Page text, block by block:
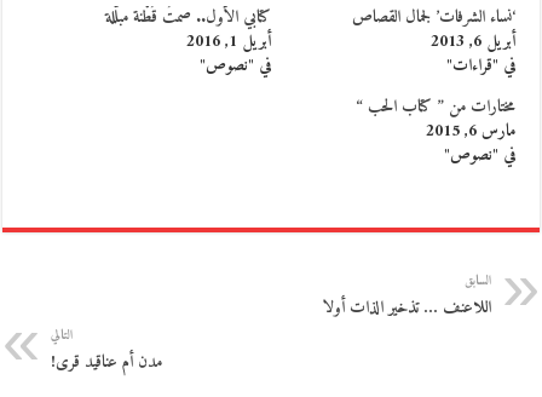
‘نساء الشرفات’ لجمال القصاص
أبريل 6, 2013
في "قراءات"
كتابي الأول.. صمتُ قُطْنة مبلّلة
أبريل 1, 2016
في "نصوص"
مختارات من ” كتاب الحب “
مارس 6, 2015
في "نصوص"
السابق
اللاعنف … تذخير الذات أولا
التالي
مدن أم عناقيد قرى!